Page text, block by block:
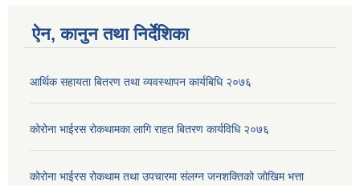
ऐन, कानुन तथा निर्देशिका
आर्थिक सहायता बितरण तथा व्यवस्थापन कार्यबिधि २०७६
कोरोना भाईरस रोकथामका लागि राहत बितरण कार्यविधि २०७६
कोरोना भाईरस रोकथाम तथा उपचारमा संलग्न जनशक्तिको जोखिम भत्ता